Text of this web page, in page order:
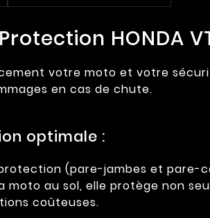
HONDA
votre moto et votre
en cas de chute.
optimale :
(pare-jambes et pare-
moto au sol, elle protège non
coûteuses.